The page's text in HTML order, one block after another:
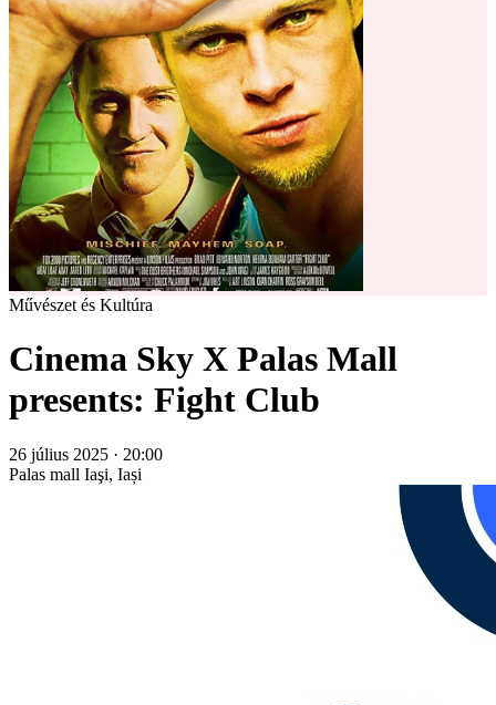
Művészet és Kultúra
Cinema Sky X Palas Mall
presents: Fight Club
26 július 2025 · 20:00
Palas mall Iaşi, Iași